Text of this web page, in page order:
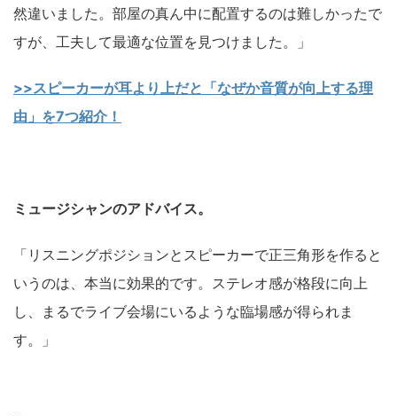
然違いました。部屋の真ん中に配置するのは難しかったで
すが、工夫して最適な位置を見つけました。」
>>スピーカーが耳より上だと「なぜか音質が向上する理
由」を7つ紹介！
ミュージシャンのアドバイス。
「リスニングポジションとスピーカーで正三角形を作ると
いうのは、本当に効果的です。ステレオ感が格段に向上
し、まるでライブ会場にいるような臨場感が得られま
す。」